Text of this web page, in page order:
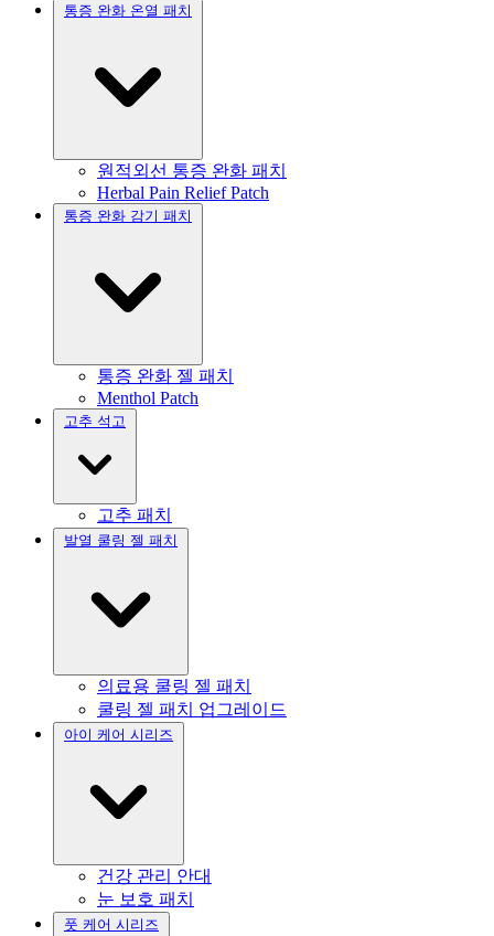
통증 완화 온열 패치
원적외선 통증 완화 패치
Herbal Pain Relief Patch
통증 완화 감기 패치
통증 완화 젤 패치
Menthol Patch
고추 석고
고추 패치
발열 쿨링 젤 패치
의료용 쿨링 젤 패치
쿨링 젤 패치 업그레이드
아이 케어 시리즈
건강 관리 안대
눈 보호 패치
풋 케어 시리즈